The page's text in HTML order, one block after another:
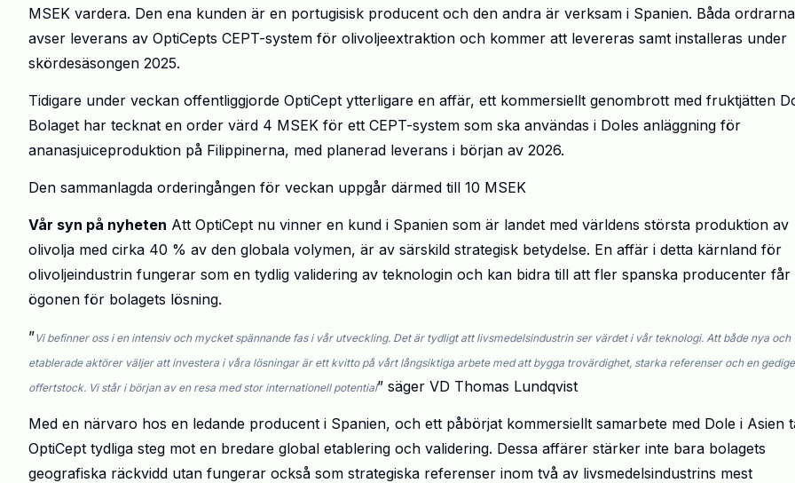
MSEK vardera. Den ena kunden är en portugisisk producent och den andra är verksam i Spanien. Båda ordrarna
avser leverans av OptiCepts CEPT-system för olivoljeextraktion och kommer att levereras samt installeras under
skördesäsongen 2025.
Tidigare under veckan offentliggjorde OptiCept ytterligare en affär, ett kommersiellt genombrott med fruktjätten
Bolaget har tecknat en order värd 4 MSEK för ett CEPT-system som ska användas i Doles anläggning för
ananasjuiceproduktion på Filippinerna, med planerad leverans i början av 2026.
Den sammanlagda orderingången för veckan uppgår därmed till 10 MSEK
Vår syn på nyheten Att OptiCept nu vinner en kund i Spanien som är landet med världens största produktion av
olivolja med cirka 40 % av den globala volymen, är av särskild strategisk betydelse. En affär i detta kärnland för
olivoljeindustrin fungerar som en tydlig validering av teknologin och kan bidra till att fler spanska producenter får
ögonen för bolagets lösning.
”Vi befinner oss i en intensiv och mycket spännande fas i vår utveckling. Det är tydligt att livsmedelsindustrin ser värdet i vår teknologi. Att både nya och
etablerade aktörer väljer att investera i våra lösningar är ett kvitto på vårt långsiktiga arbete med att bygga trovärdighet, starka referenser och en
offertstock. Vi står i början av en resa med stor internationell potential” säger VD Thomas Lundqvist
Med en närvaro hos en ledande producent i Spanien, och ett påbörjat kommersiellt samarbete med Dole i Asien
OptiCept tydliga steg mot en bredare global etablering och validering. Dessa affärer stärker inte bara bolagets
geografiska räckvidd utan fungerar också som strategiska referenser inom två av livsmedelsindustrins mest